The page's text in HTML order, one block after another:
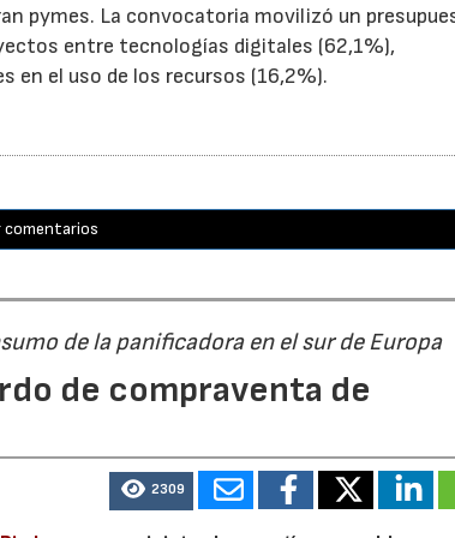
pymes. La convocatoria movilizó un
entre tecnologías digitales (62,1%),
el uso de los recursos (16,2%).
comentarios
de la panificadora en el sur de Europa
de compraventa de
2309